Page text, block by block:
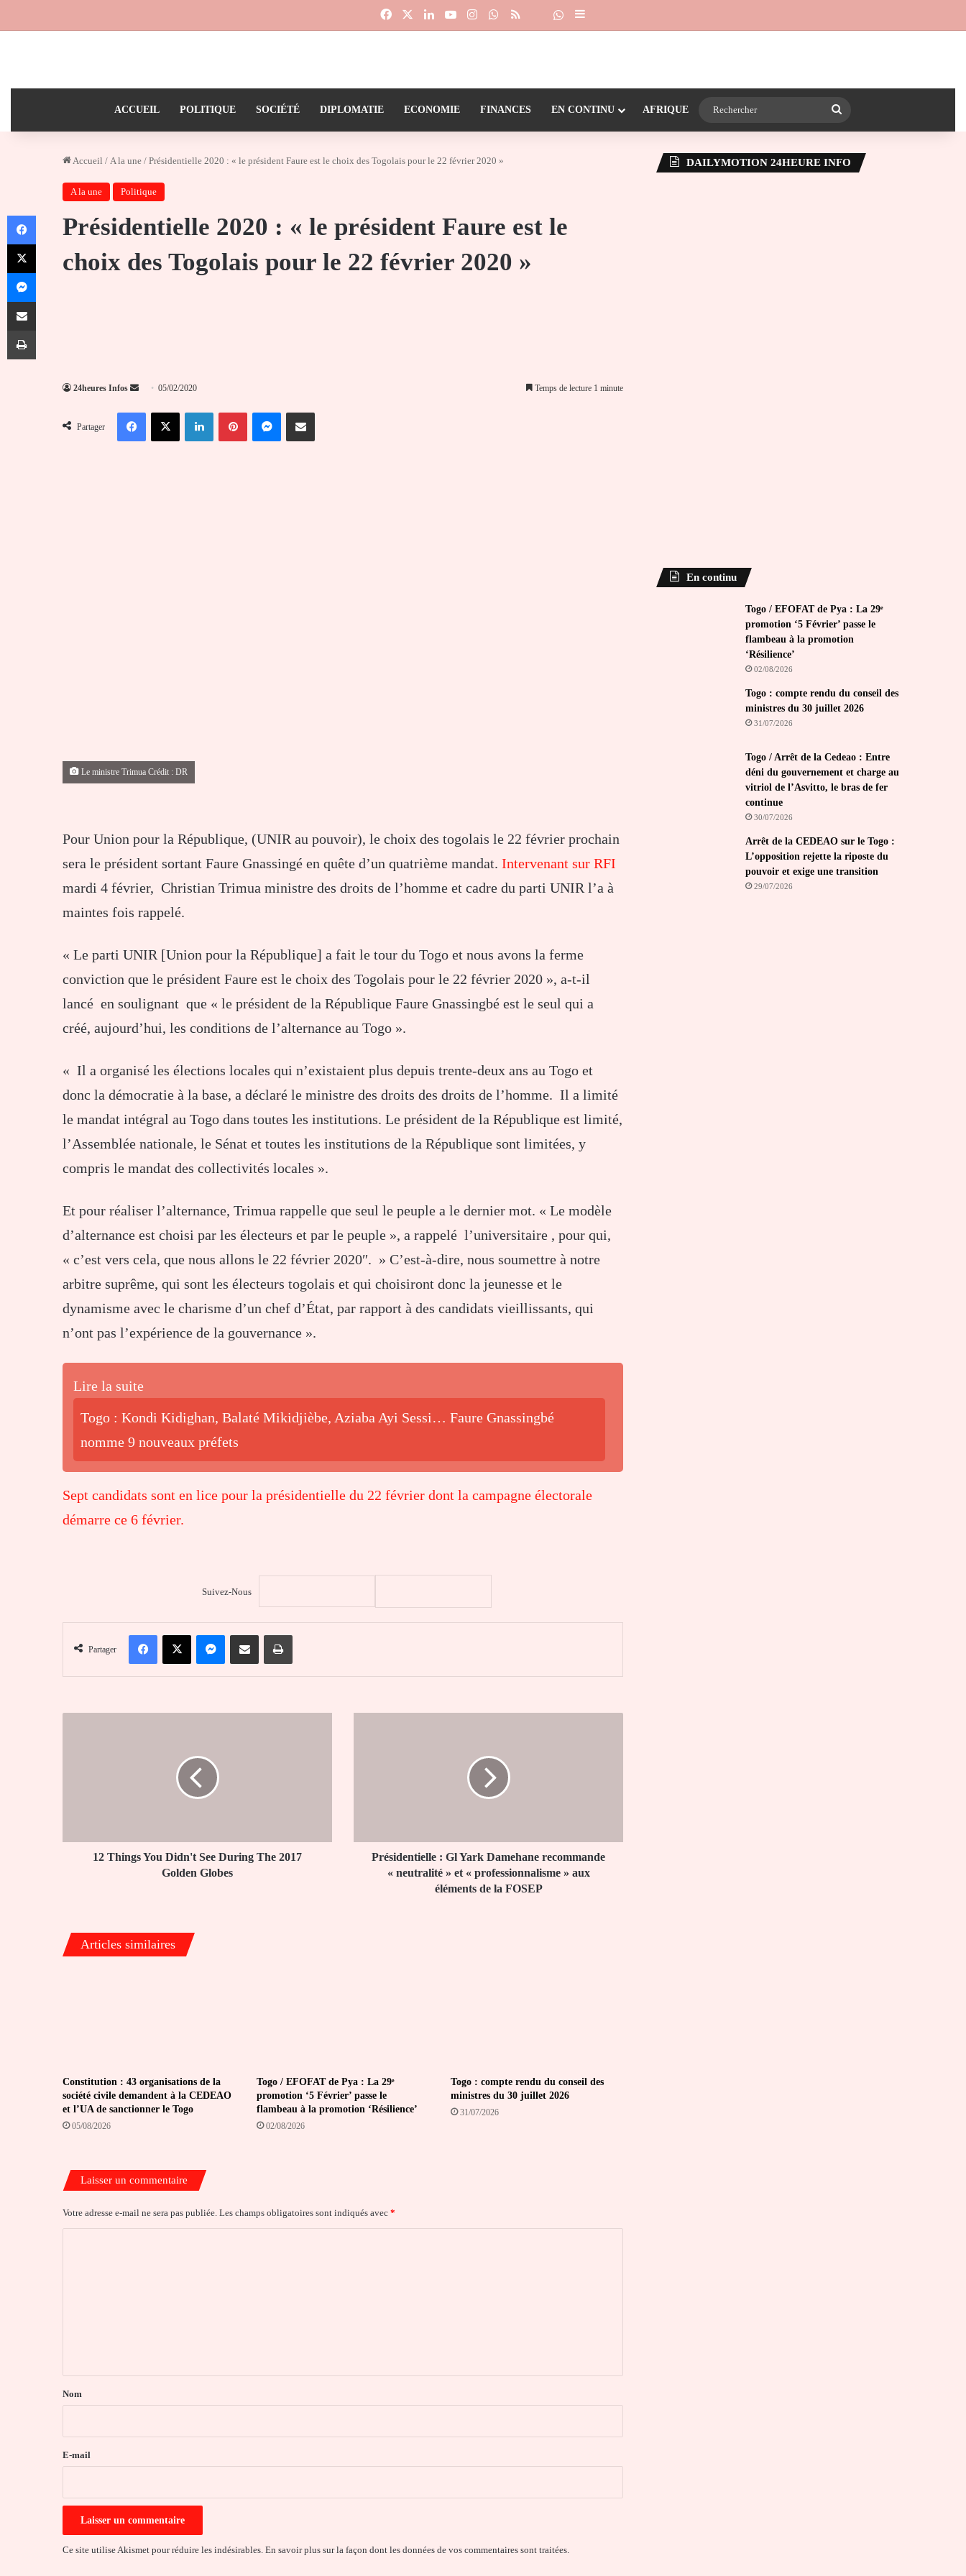
FacebookLinkedinYouTubeInstagramWhatsApp
RSS Dailymotion
Suivre la chaîne 24heureinfo sur WhatsApp
Sidebar (barre latérale)
ACCUEIL POLITIQUE SOCIÉTÉ DIPLOMATIE ECONOMIE FINANCES EN CONTINU AFRIQUE
Accueil / A la une / Présidentielle 2020 : « le président Faure est le choix des Togolais pour le 22 février 2020 »
A la une Politique
Présidentielle 2020 : « le président Faure est le
choix des Togolais pour le 22 février 2020 »
24heures Infos
Envoyer
courriel
05/02/2020 Temps de lecture 1 minute
Partager
FacebookX LinkedinPinterestMessengerPartager par email
Le ministre Trimua Crédit : DR
Pour Union pour la République, (UNIR au pouvoir), le choix des togolais le 22 février prochain
sera le président sortant Faure Gnassingé en quête d’un quatrième mandat. Intervenant sur RFI
mardi 4 février, Christian Trimua ministre des droits de l’homme et cadre du parti UNIR l’a à
maintes fois rappelé.
« Le parti UNIR [Union pour la République] a fait le tour du Togo et nous avons la ferme
conviction que le président Faure est le choix des Togolais pour le 22 février 2020 », a-t-il
lancé en soulignant que « le président de la République Faure Gnassingbé est le seul qui a
créé, aujourd’hui, les conditions de l’alternance au Togo ».
« Il a organisé les élections locales qui n’existaient plus depuis trente-deux ans au Togo et
donc la démocratie à la base, a déclaré le ministre des droits des droits de l’homme. Il a limité
le mandat intégral au Togo dans toutes les institutions. Le président de la République est limité,
l’Assemblée nationale, le Sénat et toutes les institutions de la République sont limitées, y
compris le mandat des collectivités locales ».
Et pour réaliser l’alternance, Trimua rappelle que seul le peuple a le dernier mot. « Le modèle
d’alternance est choisi par les électeurs et par le peuple », a rappelé l’universitaire , pour qui,
« c’est vers cela, que nous allons le 22 février 2020″. » C’est-à-dire, nous soumettre à notre
arbitre suprême, qui sont les électeurs togolais et qui choisiront donc la jeunesse et le
dynamisme avec le charisme d’un chef d’État, par rapport à des candidats vieillissants, qui
n’ont pas l’expérience de la gouvernance ».
Lire la suite
Togo : Kondi Kidighan, Balaté Mikidjièbe, Aziaba Ayi Sessi… Faure Gnassingbé
nomme 9 nouveaux préfets
Sept candidats sont en lice pour la présidentielle du 22 février dont la campagne électorale
démarre ce 6 février.
Suivez-Nous
Partager
FacebookX MessengerPartager par email Imprimer
Golden
12 Things You Didn't See During The 2017
Golden Globes
»
Présidentielle : Gl Yark Damehane recommande
« neutralité » et « professionnalisme » aux
éléments de la FOSEP
Articles similaires
Constitution : 43 organisations de la
société civile demandent à la CEDEAO
et l’UA de sanctionner le Togo
05/08/2026
Togo / EFOFAT de Pya : La 29ᵉ
promotion ‘5 Février’ passe le
flambeau à la promotion ‘Résilience’
02/08/2026
Togo : compte rendu du conseil des
ministres du 30 juillet 2026
31/07/2026
Laisser un commentaire
Votre adresse e-mail ne sera pas publiée. Les champs obligatoires sont indiqués avec *
a
e
Nom
E-mail
Ce site utilise Akismet pour réduire les indésirables. En savoir plus sur la façon dont les données de vos commentaires sont traitées.
DAILYMOTION 24HEURE INFO
En continu
Togo / EFOFAT de Pya : La 29ᵉ
promotion ‘5 Février’ passe le
flambeau à la promotion
‘Résilience’
02/08/2026
Togo : compte rendu du conseil des
ministres du 30 juillet 2026
31/07/2026
Togo / Arrêt de la Cedeao : Entre
déni du gouvernement et charge au
vitriol de l’Asvitto, le bras de fer
continue
30/07/2026
Arrêt de la CEDEAO sur le Togo :
L’opposition rejette la riposte du
pouvoir et exige une transition
29/07/2026
Facebook
X
Messenger
Partager par email